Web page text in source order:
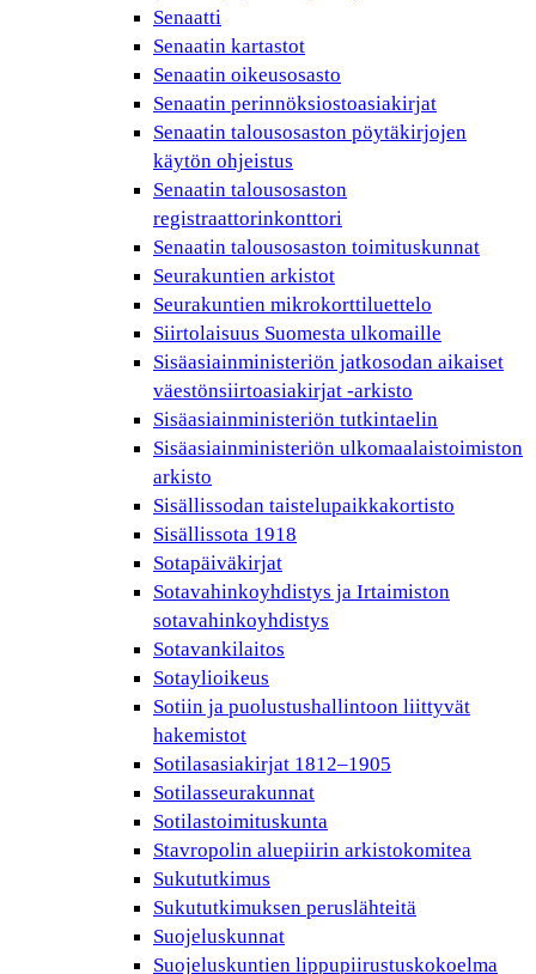
Senaatti
Senaatin kartastot
Senaatin oikeusosasto
Senaatin perinnöksiostoasiakirjat
Senaatin talousosaston pöytäkirjojen
käytön ohjeistus
Senaatin talousosaston
registraattorinkonttori
Senaatin talousosaston toimituskunnat
Seurakuntien arkistot
Seurakuntien mikrokorttiluettelo
Siirtolaisuus Suomesta ulkomaille
Sisäasiainministeriön jatkosodan aikaiset
väestönsiirtoasiakirjat -arkisto
Sisäasiainministeriön tutkintaelin
Sisäasiainministeriön ulkomaalaistoimiston
arkisto
Sisällissodan taistelupaikkakortisto
Sisällissota 1918
Sotapäiväkirjat
Sotavahinkoyhdistys ja Irtaimiston
sotavahinkoyhdistys
Sotavankilaitos
Sotaylioikeus
Sotiin ja puolustushallintoon liittyvät
hakemistot
Sotilasasiakirjat 1812–1905
Sotilasseurakunnat
Sotilastoimituskunta
Stavropolin aluepiirin arkistokomitea
Sukututkimus
Sukututkimuksen peruslähteitä
Suojeluskunnat
Suojeluskuntien lippupiirustuskokoelma